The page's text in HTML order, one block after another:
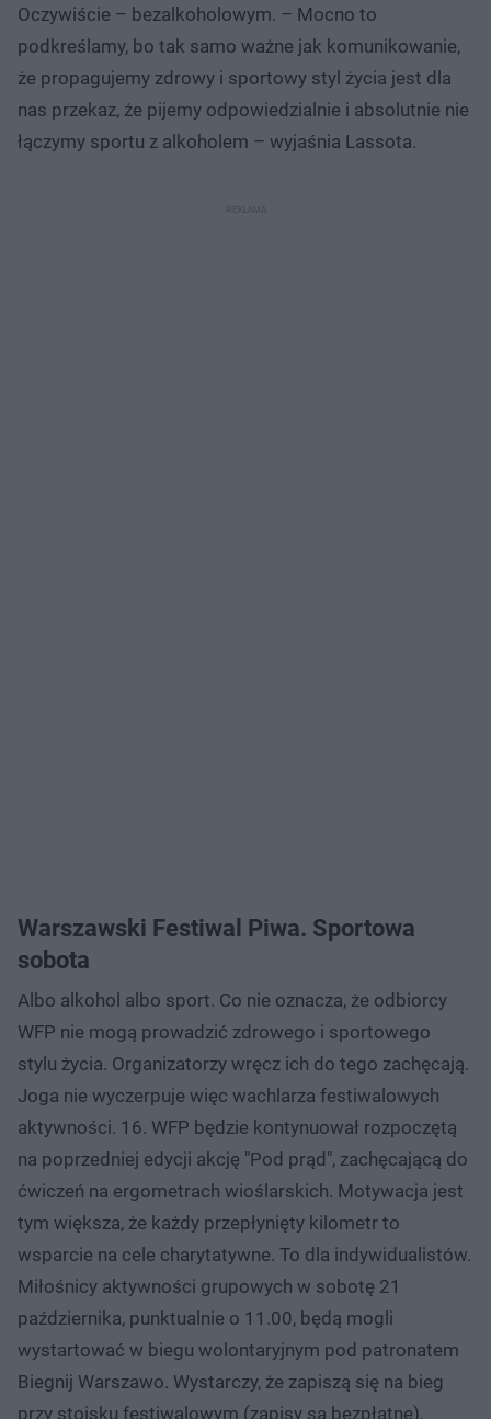
Oczywiście – bezalkoholowym. – Mocno to
podkreślamy, bo tak samo ważne jak komunikowanie,
że propagujemy zdrowy i sportowy styl życia jest dla
nas przekaz, że pijemy odpowiedzialnie i absolutnie nie
łączymy sportu z alkoholem – wyjaśnia Lassota.
Warszawski Festiwal Piwa. Sportowa
sobota
Albo alkohol albo sport. Co nie oznacza, że odbiorcy
WFP nie mogą prowadzić zdrowego i sportowego
stylu życia. Organizatorzy wręcz ich do tego zachęcają.
Joga nie wyczerpuje więc wachlarza festiwalowych
aktywności. 16. WFP będzie kontynuował rozpoczętą
na poprzedniej edycji akcję "Pod prąd", zachęcającą do
ćwiczeń na ergometrach wioślarskich. Motywacja jest
tym większa, że każdy przepłynięty kilometr to
wsparcie na cele charytatywne. To dla indywidualistów.
Miłośnicy aktywności grupowych w sobotę 21
października, punktualnie o 11.00, będą mogli
wystartować w biegu wolontaryjnym pod patronatem
Biegnij Warszawo. Wystarczy, że zapiszą się na bieg
przy stoisku festiwalowym (zapisy są bezpłatne).